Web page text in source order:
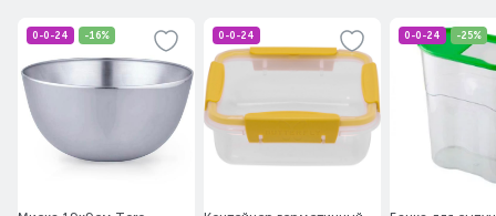
0-0-24 -16% 0-0-24 0-0-24 -25%